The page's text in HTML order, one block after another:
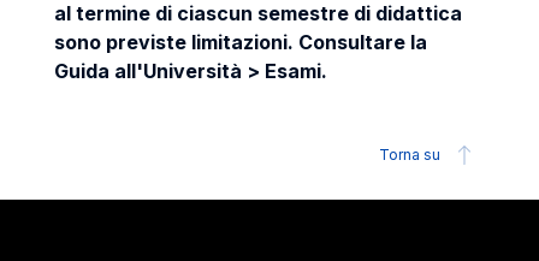
al termine di ciascun semestre di didattica
sono previste limitazioni. Consultare la
Guida all'Università > Esami.
Torna su